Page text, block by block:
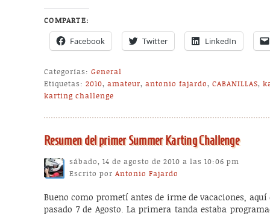
COMPARTE:
Facebook Twitter LinkedIn
Categorías: General
Etiquetas: 2010,amateur,antonio fajardo,CABANILLAS,
karting challenge
Resumen del primer Summer Karting Challenge
sábado, 14 de agosto de 2010 a las 10:06 pm
Escrito porAntonio Fajardo
Bueno como prometí antes de irme de vacaciones,
pasado 7 de Agosto. La primera tanda estaba